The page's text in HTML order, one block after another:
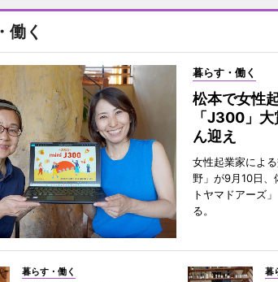
働く
暮らす・働く
松本で女性
「J300」
ん迎え
女性起業家によ
野」が9月10日、
トヤマドアーズ
る。
暮らす・働く 暮